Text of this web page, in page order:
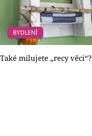
BYDLENÍ
Také milujete „recy věci“?